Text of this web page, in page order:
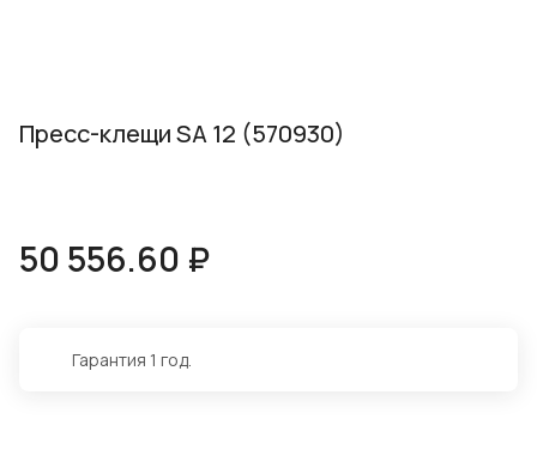
Пресс-клещи SA 12 (570930)
50 556.60 ₽
Гарантия 1 год.